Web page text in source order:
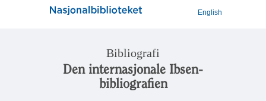
English
Bibliografi
Den internasjonale Ibsen-
bibliografien